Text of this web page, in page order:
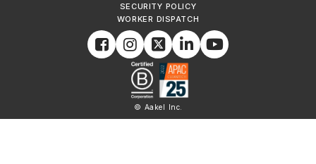
SECURITY POLICY
WORKER DISPATCH
© Aakel Inc.